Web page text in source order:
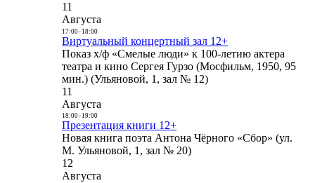
11
Августа
17:00- 18:00
Виртуальный концертный зал 12+
Показ х/ф «Смелые люди» к 100-летию актера
театра и кино Сергея Гурзо (Мосфильм, 1950, 95
мин.) (Ульяновой, 1, зал № 12)
11
Августа
18:00- 19:00
Презентация книги 12+
Новая книга поэта Антона Чёрного «Сбор» (ул.
М. Ульяновой, 1, зал № 20)
12
Августа